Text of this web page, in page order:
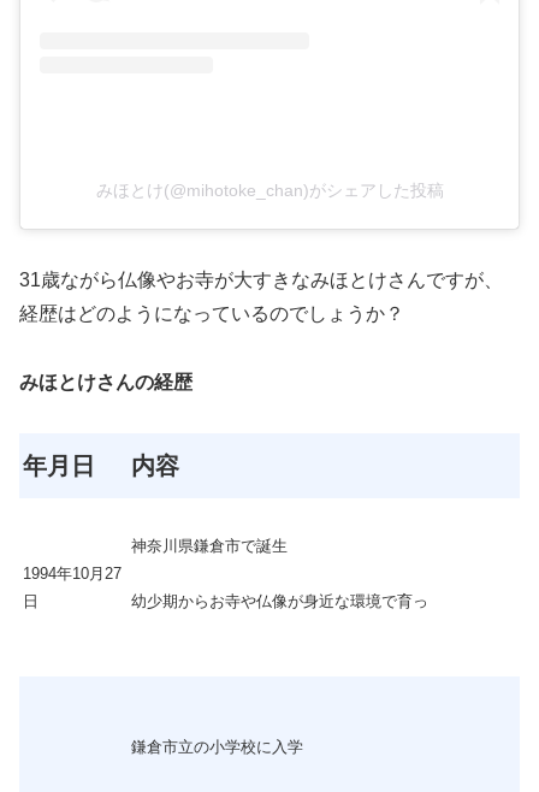
みほとけ(@mihotoke_chan)がシェアした投稿
31歳ながら仏像やお寺が大すきなみほとけさんですが、
経歴はどのようになっているのでしょうか？
みほとけさんの経歴
年月日 内容
1994年10月27
日
神奈川県鎌倉市で誕生
幼少期からお寺や仏像が身近な環境で育っ
鎌倉市立の小学校に入学